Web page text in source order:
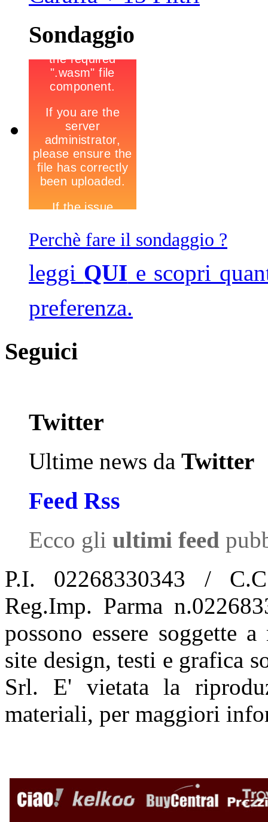
Sondaggio
Perchè fare il sondaggio ?
leggi QUI e scopri
preferenza.
Seguici
Twitter
Ultime news da Twitter
Feed Rss
Ecco gli ultimi feed
P.I. 02268330343 /
Reg.Imp. Parma
possono essere soggette
site design, testi e grafica
Srl. E' vietata la
materiali, per maggiori